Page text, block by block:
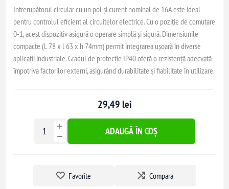
Intrerupătorul circular cu un pol și curent nominal de 16A este ideal
pentru controlul eficient al circuitelor electrice. Cu o poziție de comutare
0-1, acest dispozitiv asigură o operare simplă și sigură. Dimensiunile
compacte (L 78 x l 63 x h 74mm) permit integrarea ușoară în diverse
aplicații industriale. Gradul de protecție IP40 oferă o rezistență adecvată
împotriva factorilor externi, asigurând durabilitate și fiabilitate în utilizare.
29,49 lei
ADAUGĂ ÎN COȘ
Favorite Compara